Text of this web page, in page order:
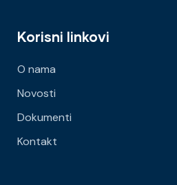
Korisni linkovi
O nama
Novosti
Dokumenti
Kontakt